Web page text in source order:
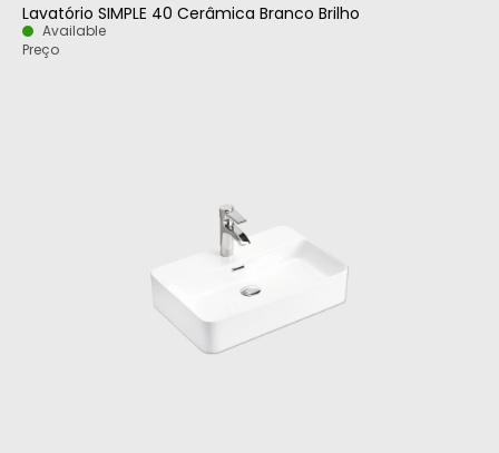
Lavatório SIMPLE 40 Cerâmica Branco Brilho
Available
Preço